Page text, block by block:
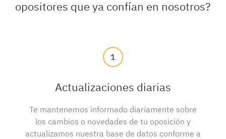
opositores que ya confían en nosotros?
1
Actualizaciones diarias
Te mantenemos informado diariamente sobre
los cambios o novedades de tu oposición y
actualizamos nuestra base de datos conforme a